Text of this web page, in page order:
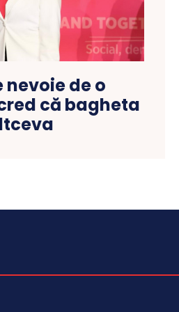
nevoie de o
că bagheta